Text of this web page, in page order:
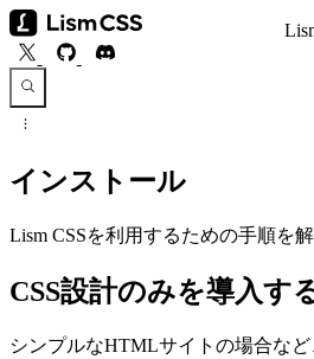
インストール
Lism CSSを利用するための手順を解
CSS設計のみを導入す
シンプルなHTMLサイトの場合な